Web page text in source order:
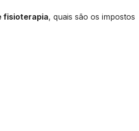
fisioterapia, quais são os impostos